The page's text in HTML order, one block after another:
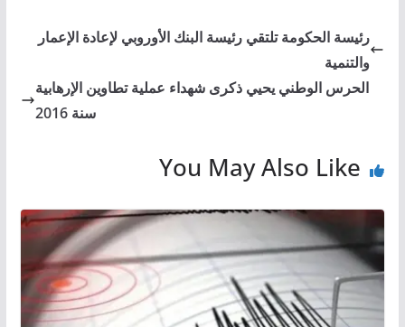
رئيسة الحكومة تلتقي رئيسة البنك الأوروبي لإعادة الإعمار
والتنمية
الحرس الوطني يحيي ذكرى شهداء عملية تطاوين الإرهابية
سنة 2016
You May Also Like